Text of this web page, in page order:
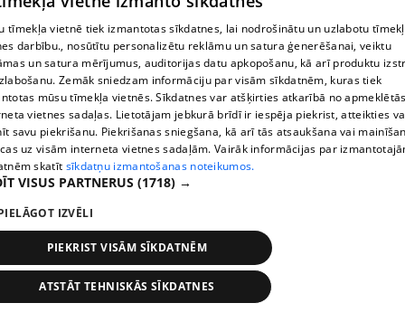
tagad
Kur beidzas tautas gudrība un sākas bioloģija? Septiņi
mīti,...
Stops Times
tīmekļa vietnē tiek izmantotas sīkdatnes, lai nodrošinātu un uzlabotu
darbību., nosūtītu personalizētu reklāmu un satura ģenerēšanai, veiktu
un satura mērījumus, auditorijas datu apkopošanu, kā arī produktu
Zemāk sniedzam informāciju par visām sīkdatnēm, kuras tiek
mūsu tīmekļa vietnēs. Sīkdatnes var atšķirties atkarībā no
vietnes sadaļas. Lietotājam jebkurā brīdī ir iespēja piekrist, atteikties
savu piekrišanu. Piekrišanas sniegšana, kā arī tās atsaukšana vai
uz visām interneta vietnes sadaļām. Vairāk informācijas par
skatīt sīkdatņu izmantošanas noteikumos.
VISUS PARTNERUS (1718) →
IZVĒLI
PIEKRIST VISĀM SĪKDATNĒM
ATSTĀT TEHNISKĀS SĪKDATNES